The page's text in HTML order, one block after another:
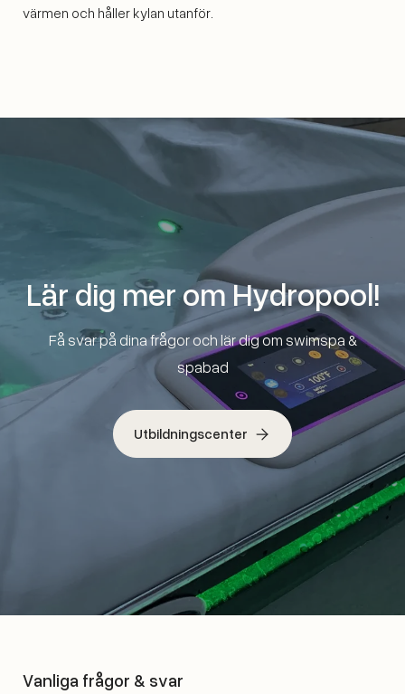
värmen och håller kylan utanför.
Lär dig mer om Hydropool!
Få svar på dina frågor och lär dig om swimspa &
spabad
Utbildningscenter
Vanliga frågor & svar